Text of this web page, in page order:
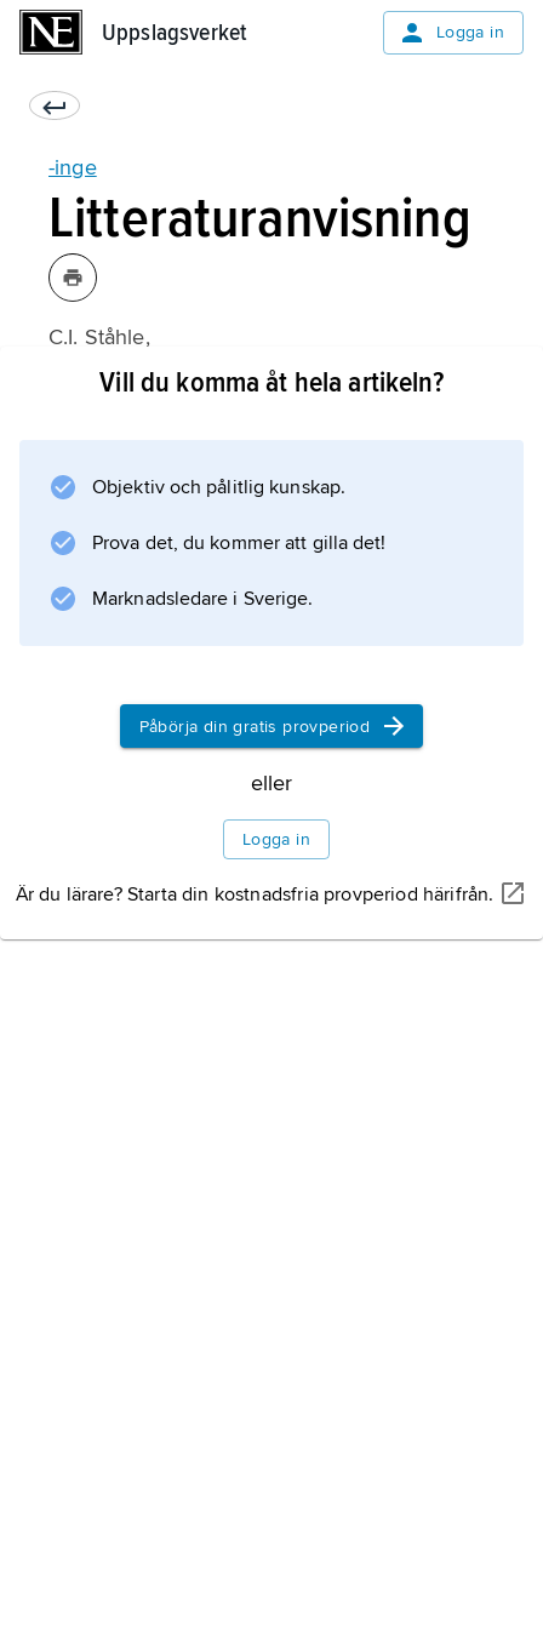
Uppslagsverket Logga in
-inge
Litteraturanvisning
C.I. Ståhle,
Studier över de svenska ortnamnen på -inge
Vill du komma åt hela artikeln?
Objektiv och pålitlig kunskap.
Prova det, du kommer att gilla det!
Marknadsledare i Sverige.
Påbörja din gratis provperiod
eller
Logga in
Är du lärare? Starta din kostnadsfria provperiod härifrån.